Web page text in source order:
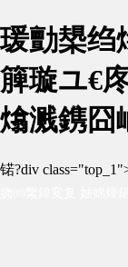
瑗勯槼绉
簲璇ユ€
熻溅鎸囧
锘?div